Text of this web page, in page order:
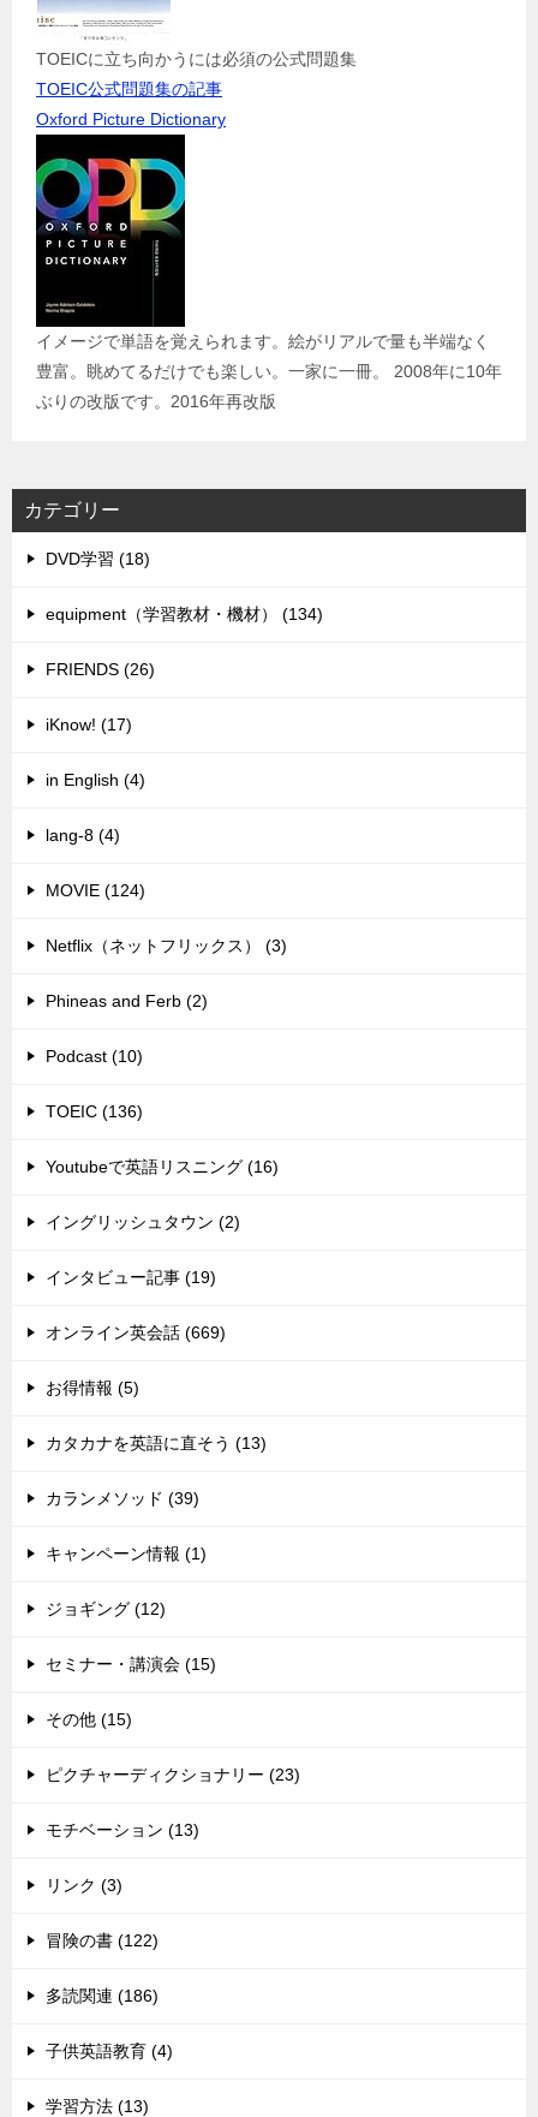
TOEICに立ち向かうには必須の公式問題集
TOEIC公式問題集の記事
Oxford Picture Dictionary
イメージで単語を覚えられます。絵がリアルで量も半端なく
豊富。眺めてるだけでも楽しい。一家に一冊。 2008年に10年
ぶりの改版です。2016年再改版
カテゴリー
DVD学習 (18)
equipment（学習教材・機材） (134)
FRIENDS (26)
iKnow! (17)
in English (4)
lang-8 (4)
MOVIE (124)
Netflix（ネットフリックス） (3)
Phineas and Ferb (2)
Podcast (10)
TOEIC (136)
Youtubeで英語リスニング (16)
イングリッシュタウン (2)
インタビュー記事 (19)
オンライン英会話 (669)
お得情報 (5)
カタカナを英語に直そう (13)
カランメソッド (39)
キャンペーン情報 (1)
ジョギング (12)
セミナー・講演会 (15)
その他 (15)
ピクチャーディクショナリー (23)
モチベーション (13)
リンク (3)
冒険の書 (122)
多読関連 (186)
子供英語教育 (4)
学習方法 (13)